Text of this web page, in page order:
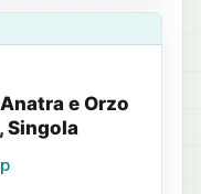
e Orzo
Singola